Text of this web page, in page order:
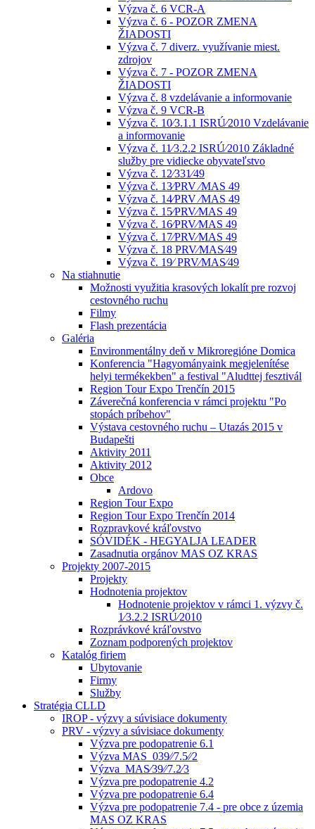
Výzva č. 6 VCR-A
Výzva č. 6 - POZOR ZMENA
ŽIADOSTI
Výzva č. 7 diverz. využívanie miest.
zdrojov
Výzva č. 7 - POZOR ZMENA
ŽIADOSTI
Výzva č. 8 vzdelávanie a informovanie
Výzva č. 9 VCR-B
Výzva č. 10⁄3.1.1 ISRÚ⁄2010 Vzdelávanie
a informovanie
Výzva č. 11⁄3.2.2 ISRÚ⁄2010 Základné
služby pre vidiecke obyvateľstvo
Výzva č. 12⁄331⁄49
Výzva č. 13⁄PRV ⁄MAS 49
Výzva č. 14⁄PRV ⁄MAS 49
Výzva č. 15⁄PRV⁄MAS 49
Výzva č. 16⁄PRV⁄MAS 49
Výzva č. 17⁄PRV⁄MAS 49
Výzva č. 18 PRV⁄MAS⁄49
Výzva č. 19⁄ PRV⁄MAS⁄49
Na stiahnutie
Možnosti využitia krasových lokalít pre rozvoj
cestovného ruchu
Filmy
Flash prezentácia
Galéria
Environmentálny deň v Mikroregióne Domica
Konferencia "Hagyományaink megjelenítése
helyi termékekben" a festival "Aludttej fesztivál
Region Tour Expo Trenčín 2015
Záverečná konferencia v rámci projektu "Po
stopách príbehov"
Výstava cestovného ruchu – Utazás 2015 v
Budapešti
Aktivity 2011
Aktivity 2012
Obce
Ardovo
Region Tour Expo
Region Tour Expo Trenčín 2014
Rozpravkové kráľovstvo
SÓVIDÉK - HEGYALJA LEADER
Zasadnutia orgánov MAS OZ KRAS
Projekty 2007-2015
Projekty
Hodnotenia projektov
Hodnotenie projektov v rámci 1. výzvy č.
1⁄3.2.2 ISRÚ⁄2010
Rozprávkové kráľovstvo
Zoznam podporených projektov
Katalóg firiem
Ubytovanie
Firmy
Služby
Stratégia CLLD
IROP - výzvy a súvisiace dokumenty
PRV - výzvy a súvisiace dokumenty
Výzva pre podopatrenie 6.1
Výzva MAS_039⁄⁄7.5⁄⁄2
Výzva_MAS⁄39⁄⁄7.2⁄3
Výzva pre podopatrenie 4.2
Výzva pre podopatrenie 6.4
Výzva pre podopatrenie 7.4 - pre obce z územia
MAS OZ KRAS